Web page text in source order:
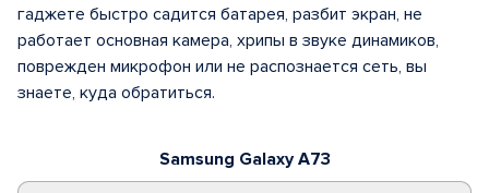
Samsung Galaxy A73
гаджете быстро садится батарея, разбит экран, не
работает основная камера, хрипы в звуке динамиков,
поврежден микрофон или не распознается сеть, вы
знаете, куда обратиться.